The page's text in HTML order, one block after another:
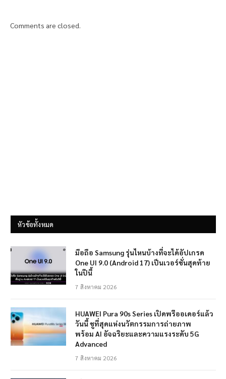
Comments are closed.
หัวข้อทั้งหมด
มือถือ Samsung รุ่นไหนบ้างที่จะได้อัปเกรด
One UI 9.0 (Android 17) เป็นเวอร์ชั่นสุดท้าย
ในปีนี้
7 สิงหาคม 2026
HUAWEI Pura 90s Series เปิดพรีออเดอร์แล้ว
วันนี้ ชูที่สุดแห่งนวัตกรรมการถ่ายภาพ
พร้อม AI อัจฉริยะและความแรงระดับ 5G
Advanced
7 สิงหาคม 2026